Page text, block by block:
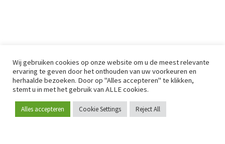
Word lid
Wij gebruiken cookies op onze website om u de meest relevante
ervaring te geven door het onthouden van uw voorkeuren en
herhaalde bezoeken. Door op "Alles accepteren" te klikken,
stemt u in met het gebruik van ALLE cookies.
Alles accepteren Cookie Settings Reject All